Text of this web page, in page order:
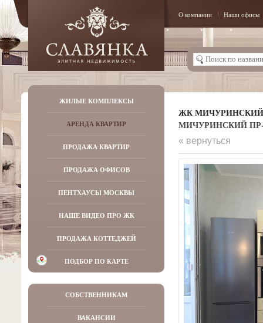
О компании Наши офисы
ЖИЛЫЕ КОМПЛЕКСЫ
АРЕНДА КВАРТИР
ПРОДАЖА КВАРТИР
ПРОДАЖА ОФИСОВ
ПЕНТХАУСЫ МОСКВЫ
НАШЕ ВИДЕО ПРО ЖК
ПРОДАЖА КОТТЕДЖЕЙ
ПОДБОР ПО КАРТЕ
СОБСТВЕННИКАМ
ВАКАНСИИ
ЖК МИЧУРИНСКИЙ
МИЧУРИНСКИЙ ПР-
« вернуться